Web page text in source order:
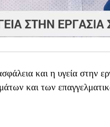
και η υγεία στην
και των